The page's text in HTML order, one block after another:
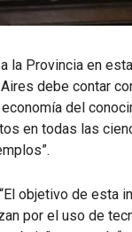
la Provincia en
debe contar
del
en todas las
objetivo de esta
por el uso de